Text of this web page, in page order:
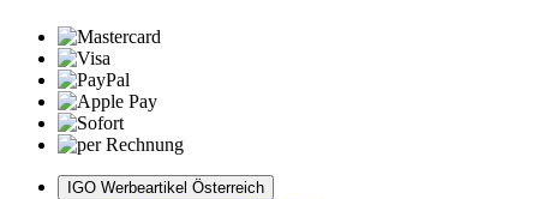
IGO Werbeartikel Österreich